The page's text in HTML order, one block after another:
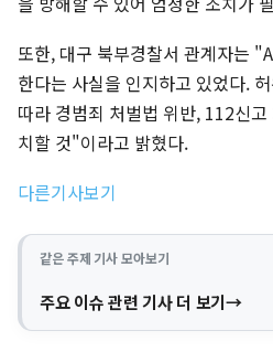
또한, 대구 북부경찰서 관계자는
한다는 사실을 인지하고 있었다.
따라 경범죄 처벌법 위반, 112신
치할 것"이라고 밝혔다.
다른기사보기
같은 주제 기사 모아보기
주요 이슈 관련 기사 더 보기